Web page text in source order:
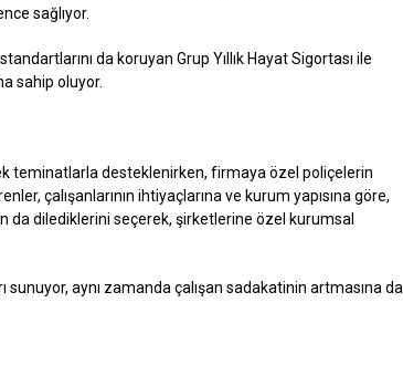
sağlıyor.
da koruyan Grup Yıllık Hayat Sigortası ile
sahip oluyor.
ek teminatlarla desteklenirken, firmaya özel poliçelerin
çalışanlarının ihtiyaçlarına ve kurum yapısına göre,
dilediklerini seçerek, şirketlerine özel kurumsal
sunuyor, aynı zamanda çalışan sadakatinin artmasına da